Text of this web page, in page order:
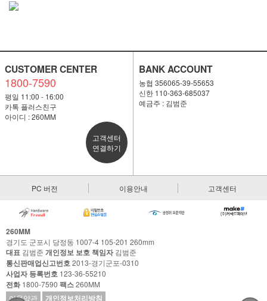
CUSTOMER CENTER
1800-7590
평일 11:00 - 16:00
카톡 플러스친구
아이디 : 260MM
고객센터
연결하기
BANK ACCOUNT
농협 356065-39-55653
신한 110-363-685037
예금주 : 김범준
PC 버전 이용안내 고객센터
260MM
경기도 군포시 당정동 1007-4 105-201 260mm
대표 김범준 개인정보 보호 책임자김범준
통신판매업신고번호2013-경기군포-0310
사업자 등록번호 123-36-55210
전화1800-7590 팩스260MM
이용약관
개인정보처리방침